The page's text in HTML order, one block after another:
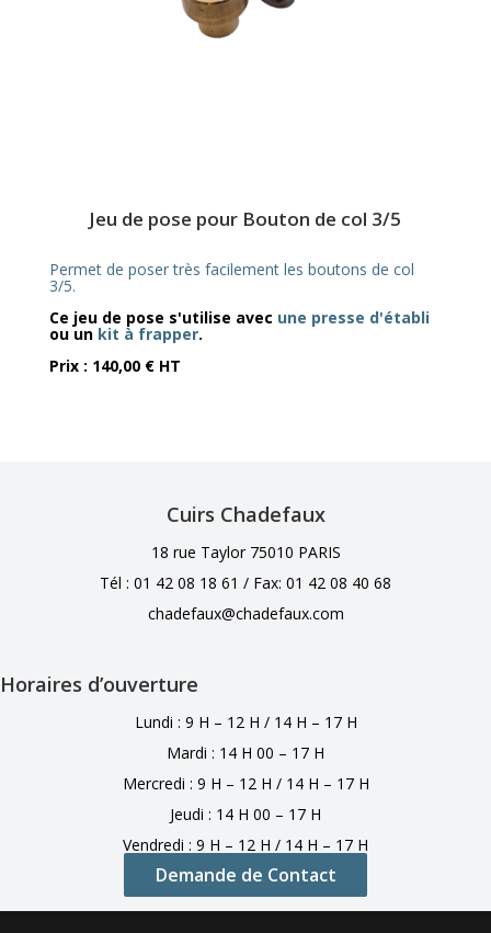
Jeu de pose pour Bouton de col 3/5
Permet de poser très facilement les boutons de col
3/5.
Ce jeu de pose s'utilise avec une presse d'établi
ou un kit à frapper.
Prix : 140,00 € HT
Cuirs Chadefaux
18 rue Taylor 75010 PARIS
Tél : 01 42 08 18 61 / Fax: 01 42 08 40 68
chadefaux@chadefaux.com
Horaires d’ouverture
Lundi : 9 H – 12 H / 14 H – 17 H
Mardi : 14 H 00 – 17 H
Mercredi : 9 H – 12 H / 14 H – 17 H
Jeudi : 14 H 00 – 17 H
Vendredi : 9 H – 12 H / 14 H – 17 H
Demande de Contact